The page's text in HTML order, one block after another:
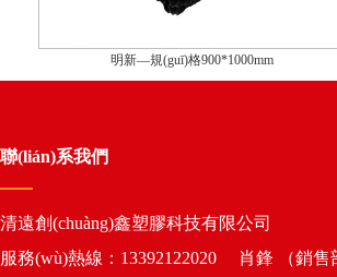
明新—規(guī)格900*1000mm
聯(lián)系我們
清遠創(chuàng)鑫塑膠科技有限公司
服務(wù)熱線：13392122020 肖鋒 （銷售